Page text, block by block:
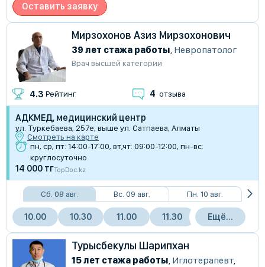
Оставить заявку
Мирзохонов Азиз Мирзохонович
39 лет стажа работы, Невропатолог
Врач высшей категории
4.3 Рейтинг 4 отзыва
АДКМЕД, медицинский центр
ул. Туркебаева, 257е, выше ул. Сатпаева, Алматы
Смотреть на карте
пн, ср, пт: 14:00-17:00, вт,чт: 09:00-12:00, пн-вс:
круглосуточно
14 000 тгTopDoc.kz
Сб. 08 авг. Вс. 09 авг. Пн. 10 авг.
10.00 10.30 11.00 11.30 Ещё...
Турысбекулы Шарипхан
15 лет стажа работы, Иглотерапевт,